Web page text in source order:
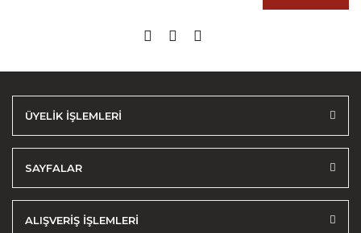
ÜYELİK İŞLEMLERİ
SAYFALAR
ALIŞVERİŞ İŞLEMLERİ